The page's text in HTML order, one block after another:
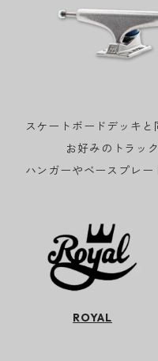
スケートボードデッキと
お好みのトラッ
ハンガーやベースプレー
ROYAL